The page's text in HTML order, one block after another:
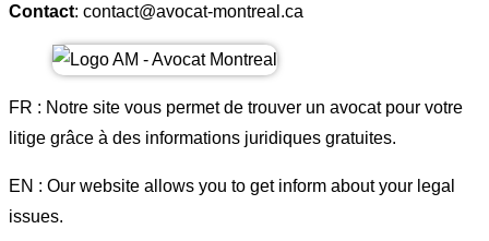
Contact: contact@avocat-montreal.ca
FR : Notre site vous permet de trouver un avocat pour votre
litige grâce à des informations juridiques gratuites.
EN : Our website allows you to get inform about your legal
issues.